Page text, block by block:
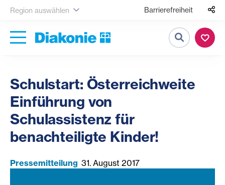
Region auswählen Barrierefreiheit
Suche
Schulstart: Österreichweite
Einführung von
Schulassistenz für
benachteiligte Kinder!
Pressemitteilung 31. August 2017